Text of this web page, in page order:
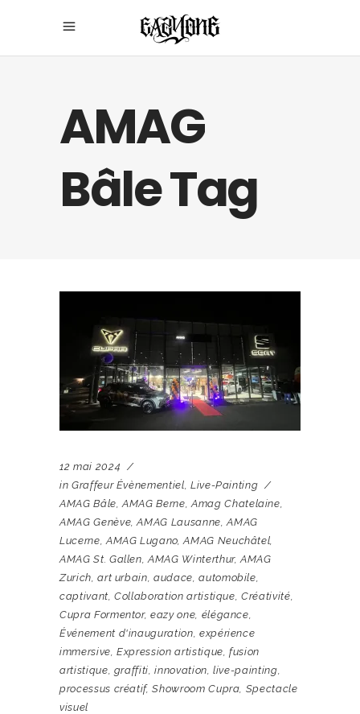
AMAG
Bâle Tag
12 mai 2024
in Graffeur Évènementiel, Live-Painting
AMAG Bâle,AMAG Berne,Amag Chatelaine,
AMAG Genève,AMAG Lausanne,AMAG
Lucerne,AMAG Lugano,AMAG Neuchâtel,
AMAG St. Gallen,AMAG Winterthur,AMAG
Zurich,art urbain,audace,automobile,
captivant,Collaboration artistique,Créativité,
Cupra Formentor,eazy one, élégance,
Événement d'inauguration, expérience
immersive,Expression artistique,fusion
artistique, graffiti,innovation,live-painting,
processus créatif,Showroom Cupra, Spectacle
visuel